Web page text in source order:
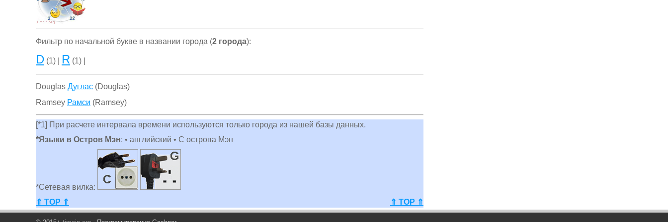
Фильтр по начальной букве в названии города (2 города):
D (1) | R (1) |
Douglas Дуглас (Douglas)
Ramsey Рамси (Ramsey)
[*1] При расчете интервала времени используются только города из нашей базы данных.
*Языки в Остров Мэн: • английский • С острова Мэн
*Сетевая вилка:
⇑ TOP ⇑
⇑ TOP ⇑